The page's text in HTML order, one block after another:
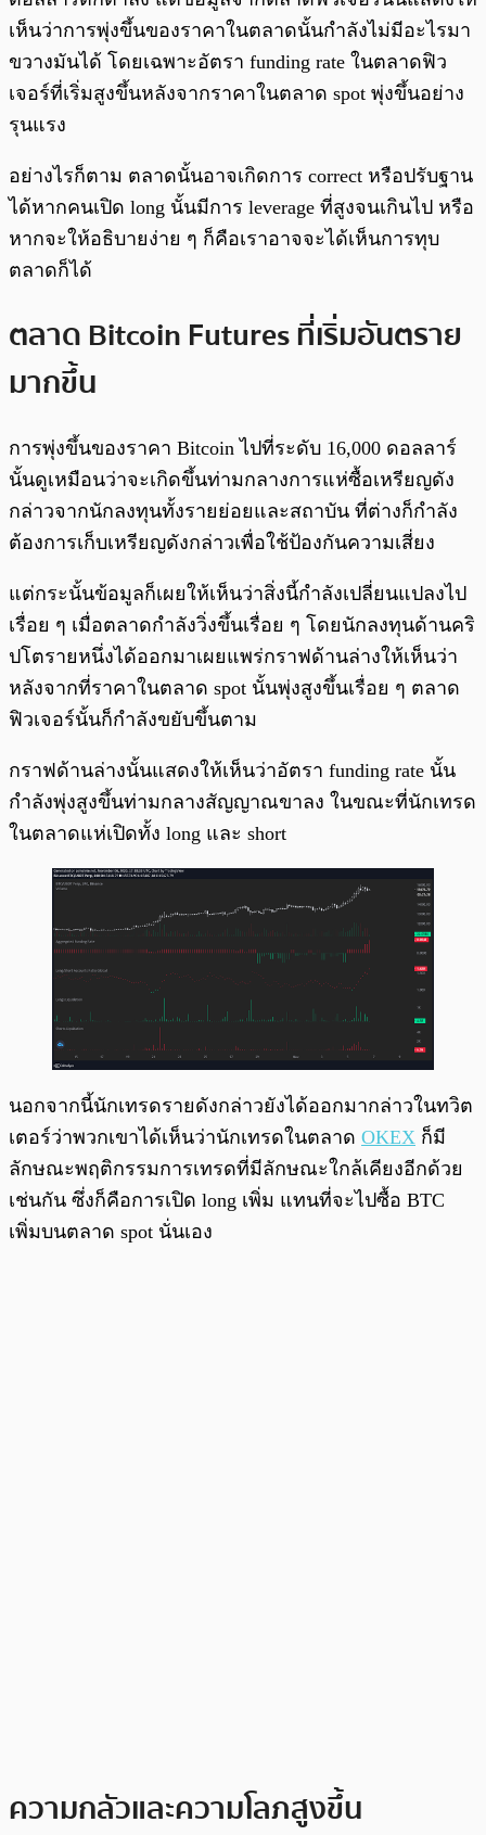
เห็นว่าการพุ่งขึ้นของราคาในตลาดนั้นกำลังไม่มีอะไรมา
ขวางมันได้ โดยเฉพาะอัตรา funding rate ในตลาดฟิว
เจอร์ที่เริ่มสูงขึ้นหลังจากราคาในตลาด spot พุ่งขึ้นอย่าง
รุนแรง
อย่างไรก็ตาม ตลาดนั้นอาจเกิดการ correct หรือปรับฐาน
ได้หากคนเปิด long นั้นมีการ leverage ที่สูงจนเกินไป หรือ
หากจะให้อธิบายง่าย ๆ ก็คือเราอาจจะได้เห็นการทุบ
ตลาดก็ได้
ตลาด Bitcoin Futures ที่เริ่มอันตราย
มากขึ้น
การพุ่งขึ้นของราคา Bitcoin ไปที่ระดับ 16,000 ดอลลาร์
นั้นดูเหมือนว่าจะเกิดขึ้นท่ามกลางการแห่ซื้อเหรียญดัง
กล่าวจากนักลงทุนทั้งรายย่อยและสถาบัน ที่ต่างก็กำลัง
ต้องการเก็บเหรียญดังกล่าวเพื่อใช้ป้องกันความเสี่ยง
แต่กระนั้นข้อมูลก็เผยให้เห็นว่าสิ่งนี้กำลังเปลี่ยนแปลงไป
เรื่อย ๆ เมื่อตลาดกำลังวิ่งขึ้นเรื่อย ๆ โดยนักลงทุนด้านคริ
ปโตรายหนึ่งได้ออกมาเผยแพร่กราฟด้านล่างให้เห็นว่า
หลังจากที่ราคาในตลาด spot นั้นพุ่งสูงขึ้นเรื่อย ๆ ตลาด
ฟิวเจอร์นั้นก็กำลังขยับขึ้นตาม
กราฟด้านล่างนั้นแสดงให้เห็นว่าอัตรา funding rate นั้น
กำลังพุ่งสูงขึ้นท่ามกลางสัญญาณขาลง ในขณะที่นักเทรด
ในตลาดแห่เปิดทั้ง long และ short
นอกจากนี้นักเทรดรายดังกล่าวยังได้ออกมากล่าวในทวิต
เตอร์ว่าพวกเขาได้เห็นว่านักเทรดในตลาด OKEX ก็มี
ลักษณะพฤติกรรมการเทรดที่มีลักษณะใกล้เคียงอีกด้วย
เช่นกัน ซึ่งก็คือการเปิด long เพิ่ม แทนที่จะไปซื้อ BTC
เพิ่มบนตลาด spot นั่นเอง
ความกลัวและความโลภสูงขึ้น